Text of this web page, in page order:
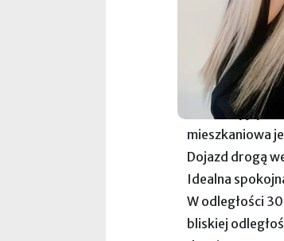
Zapraszam do
Śląskim.
Działka
Teren objęty
mieszkaniowa
Dojazd drogą
Idealna
W odległości
bliskiej